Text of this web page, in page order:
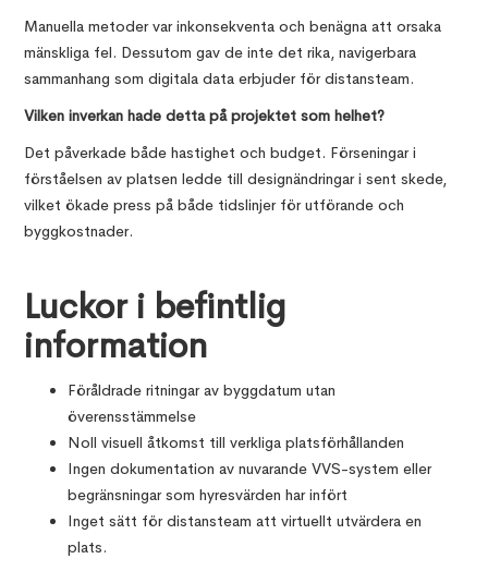
Manuella metoder var inkonsekventa och benägna att orsaka
mänskliga fel. Dessutom gav de inte det rika, navigerbara
sammanhang som digitala data erbjuder för distansteam.
Vilken inverkan hade detta på projektet som helhet?
Det påverkade både hastighet och budget. Förseningar i
förståelsen av platsen ledde till designändringar i sent skede,
vilket ökade press på både tidslinjer för utförande och
byggkostnader.
Luckor i befintlig
information
Föråldrade ritningar av byggdatum utan
överensstämmelse
Noll visuell åtkomst till verkliga platsförhållanden
Ingen dokumentation av nuvarande VVS-system eller
begränsningar som hyresvärden har infört
Inget sätt för distansteam att virtuellt utvärdera en
plats.